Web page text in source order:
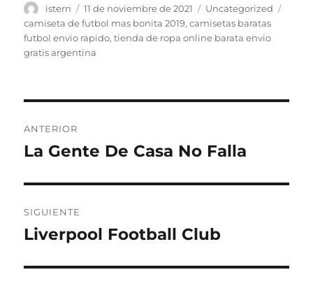
Autor
istern
Publicado
el
11 de noviembre de 2021 Categorías
Uncategorized
camiseta de futbol mas bonita 2019,camisetas baratas
futbol envio rapido,tienda de ropa online barata envio
gratis argentina
de
ANTERIOR
Entrada
La Gente De Casa No Falla
SIGUIENTE
Entrada
Liverpool Football Club